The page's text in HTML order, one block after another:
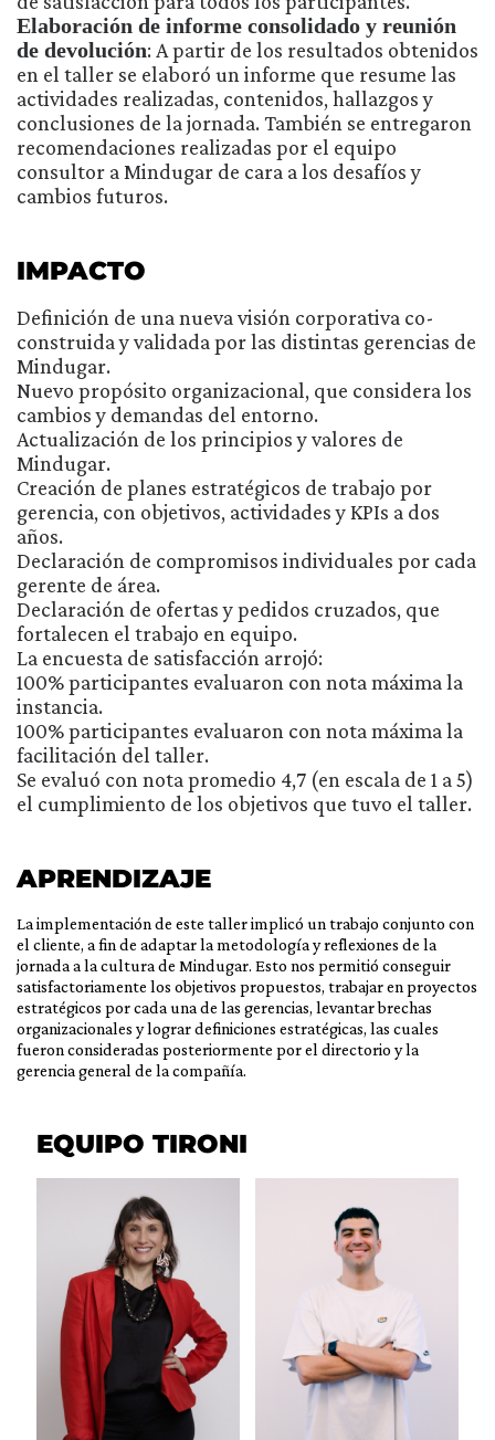
Elaboración de informe consolidado y reunión
de devolución: A partir de los resultados obtenidos
en el taller se elaboró un informe que resume las
actividades realizadas, contenidos, hallazgos y
conclusiones de la jornada. También se entregaron
recomendaciones realizadas por el equipo
consultor a Mindugar de cara a los desafíos y
cambios futuros.
IMPACTO
Definición de una nueva visión corporativa co-
construida y validada por las distintas gerencias de
Mindugar.
Nuevo propósito organizacional, que considera los
cambios y demandas del entorno.
Actualización de los principios y valores de
Mindugar.
Creación de planes estratégicos de trabajo por
gerencia, con objetivos, actividades y KPIs a dos
años.
Declaración de compromisos individuales por cada
gerente de área.
Declaración de ofertas y pedidos cruzados, que
fortalecen el trabajo en equipo.
La encuesta de satisfacción arrojó:
100% participantes evaluaron con nota máxima la
instancia.
100% participantes evaluaron con nota máxima la
facilitación del taller.
Se evaluó con nota promedio 4,7 (en escala de 1 a 5)
el cumplimiento de los objetivos que tuvo el taller.
APRENDIZAJE
La implementación de este taller implicó un trabajo conjunto con
el cliente, a fin de adaptar la metodología y reflexiones de la
jornada a la cultura de Mindugar. Esto nos permitió conseguir
satisfactoriamente los objetivos propuestos, trabajar en proyectos
estratégicos por cada una de las gerencias, levantar brechas
organizacionales y lograr definiciones estratégicas, las cuales
fueron consideradas posteriormente por el directorio y la
gerencia general de la compañía.
EQUIPO TIRONI